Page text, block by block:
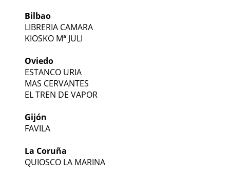
Bilbao
LIBRERIA CAMARA
KIOSKO Mª JULI
Oviedo
ESTANCO URIA
MAS CERVANTES
EL TREN DE VAPOR
Gijón
FAVILA
La Coruña
QUIOSCO LA MARINA